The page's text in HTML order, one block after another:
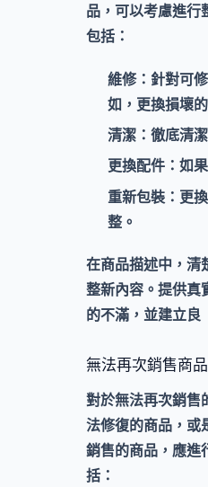
品，可以考慮進行
包括：
維修： 針對可
如，更換損壞
清潔： 徹底清
更換配件： 如
重新包裝： 更
整。
在商品描述中，清
整新內容 。提供
的不滿，並建立良
無法再次銷售商
對於無法再次銷售
法修復的商品，或
銷售的商品，應進
括：